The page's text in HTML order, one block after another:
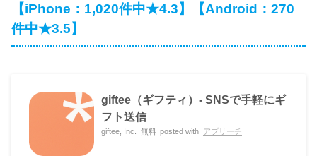
【iPhone：1,020件中★4.3】【Android：270
件中★3.5】
giftee（ギフティ）- SNSで手軽にギ
フト送信
giftee, Inc. 無料 posted with アプリーチ